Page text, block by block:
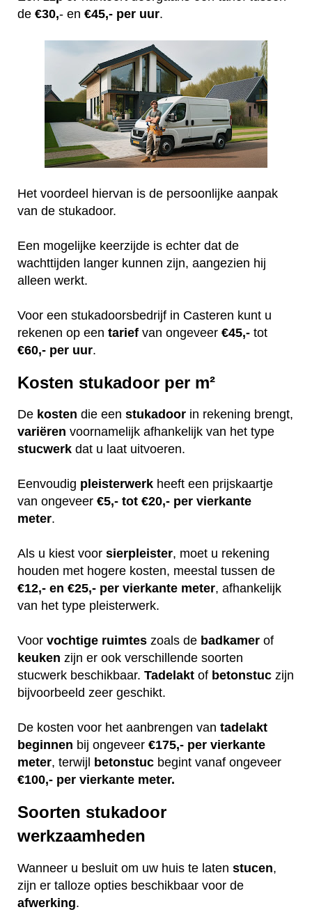
de €30,- en €45,- per uur.
Het voordeel hiervan is de persoonlijke aanpak
van de stukadoor.
Een mogelijke keerzijde is echter dat de
wachttijden langer kunnen zijn, aangezien hij
alleen werkt.
Voor een stukadoorsbedrijf in Casteren kunt u
rekenen op een tarief van ongeveer €45,- tot
€60,- per uur.
Kosten stukadoor per m²
De kosten die een stukadoor in rekening brengt,
variëren voornamelijk afhankelijk van het type
stucwerk dat u laat uitvoeren.
Eenvoudig pleisterwerk heeft een prijskaartje
van ongeveer €5,- tot €20,- per vierkante
meter.
Als u kiest voor sierpleister, moet u rekening
houden met hogere kosten, meestal tussen de
€12,- en €25,- per vierkante meter, afhankelijk
van het type pleisterwerk.
Voor vochtige ruimtes zoals de badkamer of
keuken zijn er ook verschillende soorten
stucwerk beschikbaar. Tadelakt of betonstuc zijn
bijvoorbeeld zeer geschikt.
De kosten voor het aanbrengen van tadelakt
beginnen bij ongeveer €175,- per vierkante
meter, terwijl betonstuc begint vanaf ongeveer
€100,- per vierkante meter.
Soorten stukadoor
werkzaamheden
Wanneer u besluit om uw huis te laten stucen,
zijn er talloze opties beschikbaar voor de
afwerking.